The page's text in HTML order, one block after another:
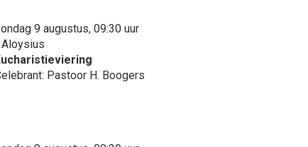
9 augustus, 09:30 uur
Pastoor H. Boogers